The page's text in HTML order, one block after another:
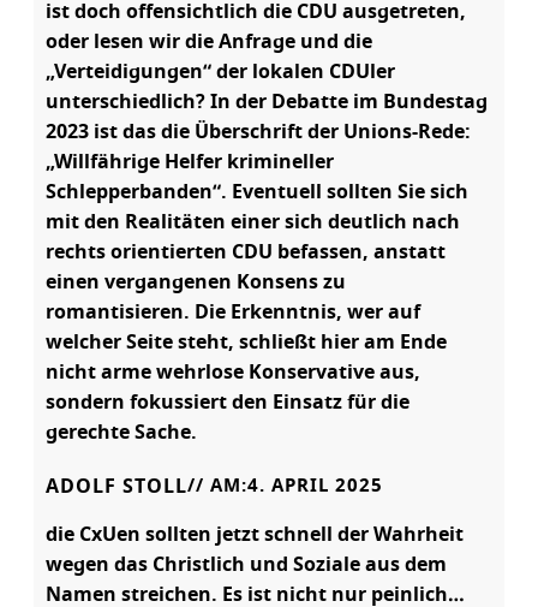
ist doch offensichtlich die CDU ausgetreten,
oder lesen wir die Anfrage und die
„Verteidigungen“ der lokalen CDUler
unterschiedlich? In der Debatte im Bundestag
2023 ist das die Überschrift der Unions-Rede:
„Willfährige Helfer krimineller
Schlepperbanden“. Eventuell sollten Sie sich
mit den Realitäten einer sich deutlich nach
rechts orientierten CDU befassen, anstatt
einen vergangenen Konsens zu
romantisieren. Die Erkenntnis, wer auf
welcher Seite steht, schließt hier am Ende
nicht arme wehrlose Konservative aus,
sondern fokussiert den Einsatz für die
gerechte Sache.
ADOLF STOLL// AM:4. APRIL 2025
die CxUen sollten jetzt schnell der Wahrheit
wegen das Christlich und Soziale aus dem
Namen streichen. Es ist nicht nur peinlich…